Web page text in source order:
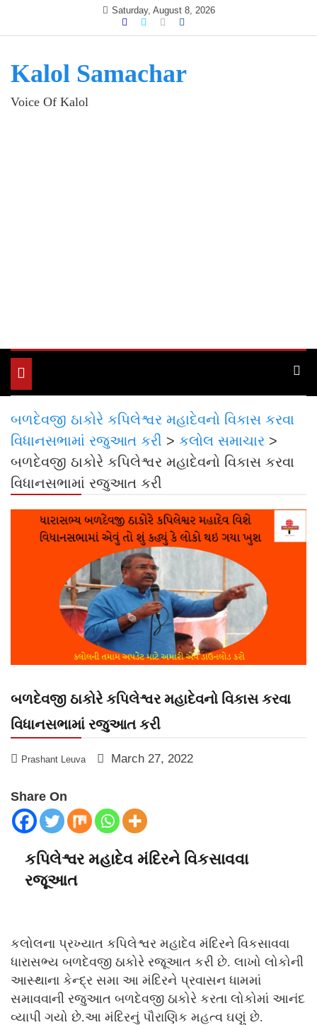
Saturday, August 8, 2026
Kalol Samachar
Voice Of Kalol
Toggle
navigation
બળદેવજી ઠાકોરે કપિલેશ્વર મહાદેવનો વિકાસ કરવા
વિધાનસભામાં રજુઆત કરી > કલોલ સમાચાર >
બળદેવજી ઠાકોરે કપિલેશ્વર મહાદેવનો વિકાસ કરવા
વિધાનસભામાં રજુઆત કરી
બળદેવજી ઠાકોરે કપિલેશ્વર મહાદેવનો વિકાસ કરવા
વિધાનસભામાં રજુઆત કરી
Prashant Leuva March 27, 2022
Share On
કપિલેશ્વર મહાદેવ મંદિરને વિકસાવવા
રજૂઆત
કલોલના પ્રખ્યાત કપિલેશ્વર મહાદેવ મંદિરને વિકસાવવા
ધારાસભ્ય બળદેવજી ઠાકોરે રજૂઆત કરી છે. લાખો લોકોની
આસ્થાના કેન્દ્ર સમા આ મંદિરને પ્રવાસન ધામમાં
સમાવવાની રજુઆત બળદેવજી ઠાકોરે કરતા લોકોમાં આનંદ
વ્યાપી ગયો છે.આ મંદિરનું પૌરાણિક મહત્વ ઘણું છે.